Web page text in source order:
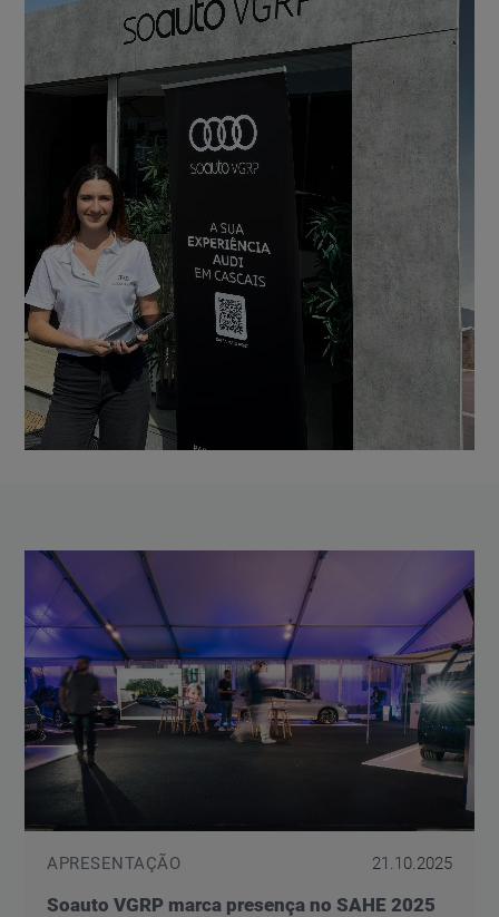
APRESENTAÇÃO 21.10.2025
Soauto VGRP marca presença no SAHE 2025